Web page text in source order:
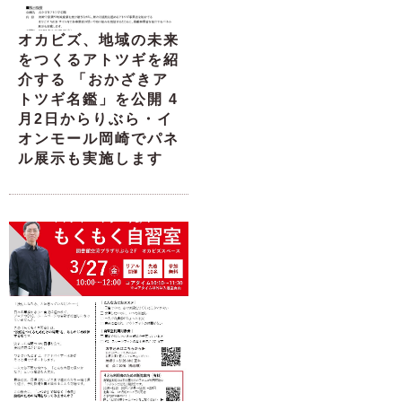
オカビズ、地域の未来
をつくるアトツギを紹
介する 「おかざきア
トツギ名鑑」を公開 4
月2日からりぶら・イ
オンモール岡崎でパネ
ル展示も実施します